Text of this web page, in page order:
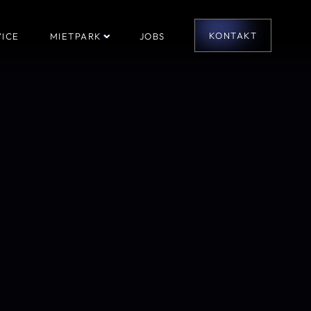
MIETPARK JOBS KONTAKT